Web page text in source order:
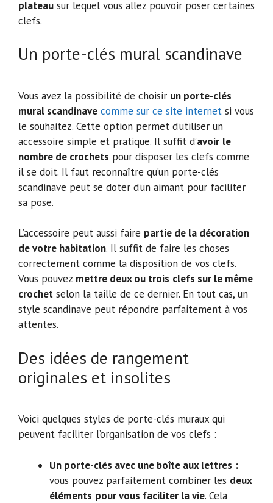
plateau sur lequel vous allez pouvoir poser certaines
clefs.
Un porte-clés mural scandinave
Vous avez la possibilité de choisir un porte-clés
mural scandinave comme sur ce site internet si vous
le souhaitez. Cette option permet d’utiliser un
accessoire simple et pratique. Il suffit d’avoir le
nombre de crochets pour disposer les clefs comme
il se doit. Il faut reconnaître qu’un porte-clés
scandinave peut se doter d’un aimant pour faciliter
sa pose.
L’accessoire peut aussi faire partie de la décoration
de votre habitation. Il suffit de faire les choses
correctement comme la disposition de vos clefs.
Vous pouvez mettre deux ou trois clefs sur le même
crochet selon la taille de ce dernier. En tout cas, un
style scandinave peut répondre parfaitement à vos
attentes.
Des idées de rangement
originales et insolites
Voici quelques styles de porte-clés muraux qui
peuvent faciliter l’organisation de vos clefs :
Un porte-clés avec une boîte aux lettres :
vous pouvez parfaitement combiner les deux
éléments pour vous faciliter la vie. Cela